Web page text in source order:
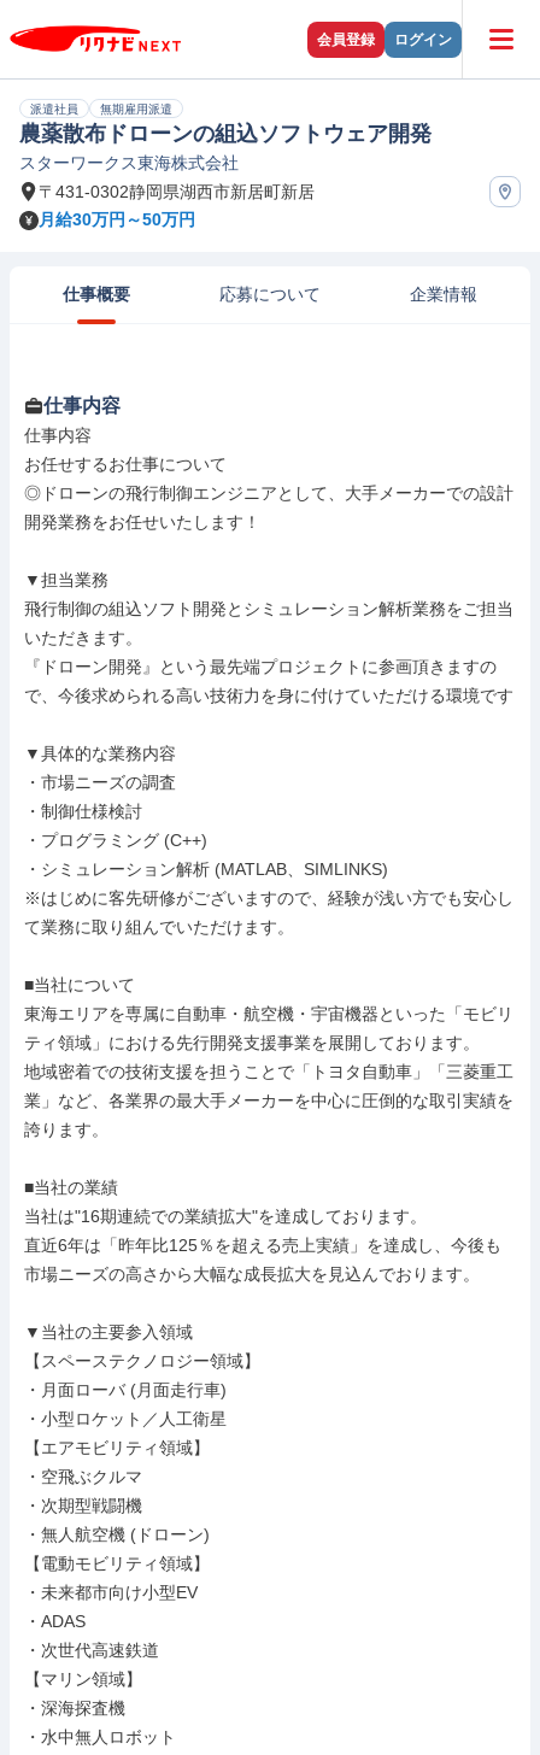
会員登録 ログイン
派遣社員 無期雇用派遣
農薬散布ドローンの組込ソフトウェア開発
スターワークス東海株式会社
〒431-0302静岡県湖西市新居町新居
月給30万円～50万円
仕事概要 応募について 企業情報
仕事内容
仕事内容
お任せするお仕事について
◎ドローンの飛行制御エンジニアとして、大手メーカーでの設計
開発業務をお任せいたします！
▼担当業務
飛行制御の組込ソフト開発とシミュレーション解析業務をご担当
いただきます。
『ドローン開発』という最先端プロジェクトに参画頂きますの
で、今後求められる高い技術力を身に付けていただける環境です
▼具体的な業務内容
・市場ニーズの調査
・制御仕様検討
・プログラミング (C++)
・シミュレーション解析 (MATLAB、SIMLINKS)
※はじめに客先研修がございますので、経験が浅い方でも安心し
て業務に取り組んでいただけます。
■当社について
東海エリアを専属に自動車・航空機・宇宙機器といった「モビリ
ティ領域」における先行開発支援事業を展開しております。
地域密着での技術支援を担うことで「トヨタ自動車」「三菱重工
業」など、各業界の最大手メーカーを中心に圧倒的な取引実績を
誇ります。
■当社の業績
当社は"16期連続での業績拡大"を達成しております。
直近6年は「昨年比125％を超える売上実績」を達成し、今後も
市場ニーズの高さから大幅な成長拡大を見込んでおります。
▼当社の主要参入領域
【スペーステクノロジー領域】
・月面ローバ (月面走行車)
・小型ロケット／人工衛星
【エアモビリティ領域】
・空飛ぶクルマ
・次期型戦闘機
・無人航空機 (ドローン)
【電動モビリティ領域】
・未来都市向け小型EV
・ADAS
・次世代高速鉄道
【マリン領域】
・深海探査機
・水中無人ロボット